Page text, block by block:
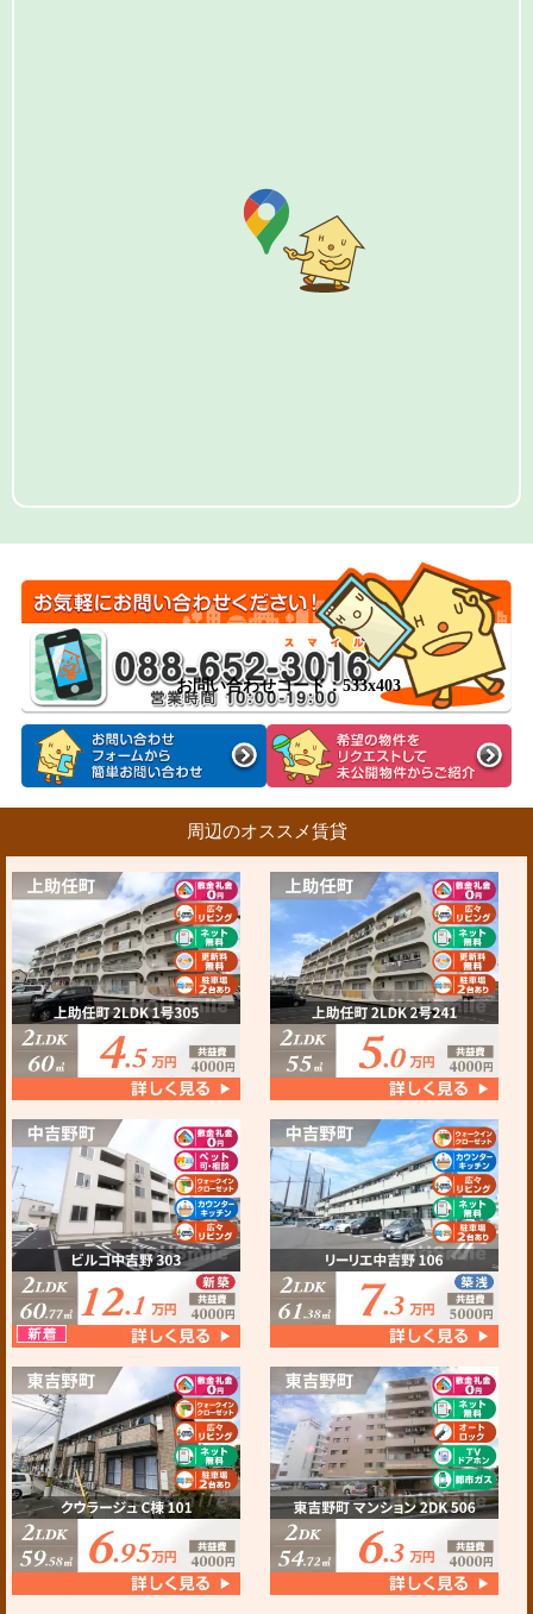
お問い合わせコード：533x403
周辺のオススメ賃貸